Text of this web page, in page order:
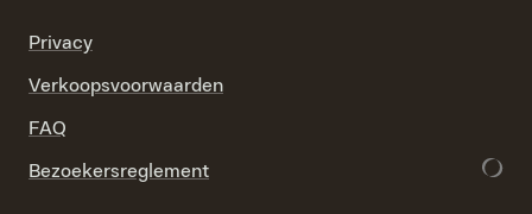
Privacy
Verkoopsvoorwaarden
FAQ
Bezoekersreglement